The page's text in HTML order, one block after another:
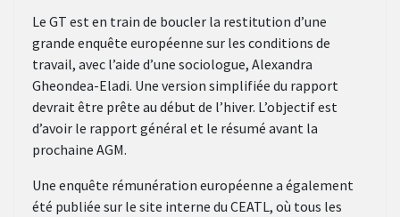
Le GT est en train de boucler la restitution d’une
grande enquête européenne sur les conditions de
travail, avec l’aide d’une sociologue, Alexandra
Gheondea-Eladi. Une version simplifiée du rapport
devrait être prête au début de l’hiver. L’objectif est
d’avoir le rapport général et le résumé avant la
prochaine AGM.
Une enquête rémunération européenne a également
été publiée sur le site interne du CEATL, où tous les